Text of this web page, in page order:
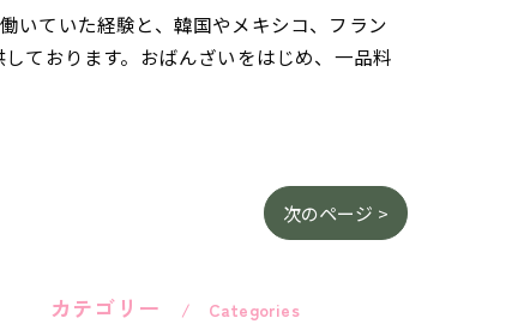
いていた経験と、韓国やメキシコ、フラン
ております。おばんざいをはじめ、一品料
次のページ >
カテゴリー Categories